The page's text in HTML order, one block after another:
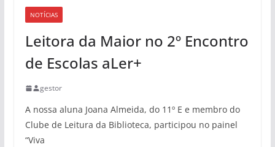
NOTÍCIAS
Leitora da Maior no 2º Encontro
de Escolas aLer+
gestor
A nossa aluna Joana Almeida, do 11º E e membro do
Clube de Leitura da Biblioteca, participou no painel
“Viva